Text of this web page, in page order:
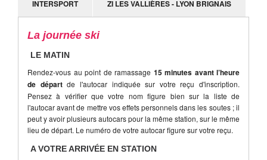
INTERSPORT ZI LES VALLIÈRES - LYON BRIGNAIS
La journée ski
LE MATIN
Rendez-vous au point de ramassage 15 minutes avant l’heure
de départde l'autocar indiquée sur votre reçu d'inscription.
Pensez à vérifier que votre nom figure bien sur la liste de
l'autocar avant de mettre vos effets personnels dans les soutes ; il
peut y avoir plusieurs autocars pour la même station, sur le même
lieu de départ. Le numéro de votre autocar figure sur votre reçu.
A VOTRE ARRIVÉE EN STATION